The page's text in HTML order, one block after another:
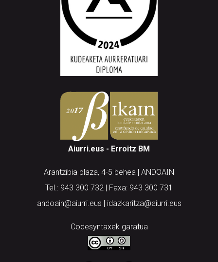
Aiurri.eus - Erroitz BM
Arantzibia plaza, 4-5 behea | ANDOAIN
Tel.: 943 300 732 | Faxa: 943 300 731
andoain@aiurri.eus | idazkaritza@aiurri.eus
Codesyntaxek garatua